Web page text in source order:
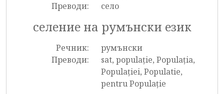
Преводи:
село
селение на румънски език
Речник:
румънски
Преводи:
sat, populație, Populația,
Populației, Populatie,
pentru Populație